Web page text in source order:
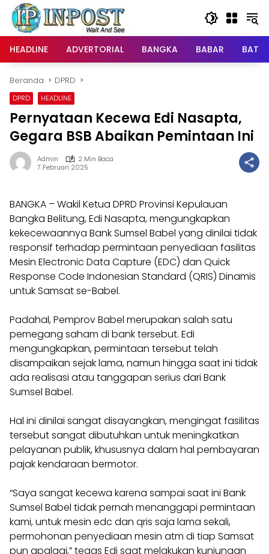
Langsung
konten
HEADLINE
ADVERTORIAL BANGKA BABAR
Beranda DPRD
DPRD HEADLINE
Pernyataan Kecewa Edi Nasapta,
Gegara BSB Abaikan Pemintaan Ini
Admin
2 Min Baca
7 Februari 2025
BANGKA – Wakil Ketua DPRD Provinsi Kepulauan
Bangka Belitung, Edi Nasapta, mengungkapkan
kekecewaannya Bank Sumsel Babel yang dinilai tidak
responsif terhadap permintaan penyediaan fasilitas
Mesin Electronic Data Capture (EDC) dan Quick
Response Code Indonesian Standard (QRIS) Dinamis
untuk Samsat se-Babel.
Padahal, Pemprov Babel merupakan salah satu
pemegang saham di bank tersebut. Edi
mengungkapkan, permintaan tersebut telah
disampaikan sejak lama, namun hingga saat ini tidak
ada realisasi atau tanggapan serius dari Bank
Sumsel Babel.
Hal ini dinilai sangat disayangkan, mengingat fasilitas
tersebut sangat dibutuhkan untuk meningkatkan
pelayanan publik, khususnya dalam hal pembayaran
pajak kendaraan bermotor.
“Saya sangat kecewa karena sampai saat ini Bank
Sumsel Babel tidak pernah menanggapi permintaan
kami, untuk mesin edc dan qris saja lama sekali,
permohonan penyediaan mesin atm di tiap Samsat
pun apalagi,” tegas Edi saat melakukan kunjungan